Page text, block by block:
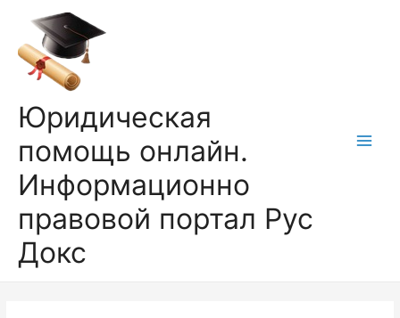
содержимому
Юридическая
помощь онлайн.
Информационно
правовой портал Рус
Докс